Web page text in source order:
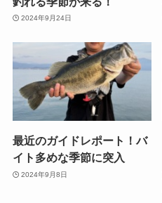
2024年9月24日
最近のガイドレポート！バ
イト多めな季節に突入
2024年9月8日